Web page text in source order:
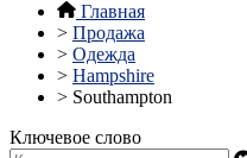
Главная
> Продажа
> Одежда
> Hampshire
> Southampton
Ключевое слово